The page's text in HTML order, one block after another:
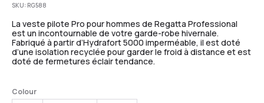
SKU: RG588
La veste pilote Pro pour hommes de Regatta Professional
est un incontournable de votre garde-robe hivernale.
Fabriqué à partir d’Hydrafort 5000 imperméable, il est doté
d’une isolation recyclée pour garder le froid à distance et est
doté de fermetures éclair tendance.
Colour